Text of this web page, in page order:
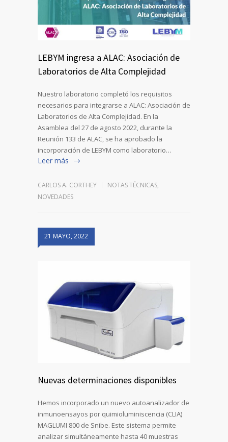
LEBYM ingresa a ALAC: Asociación de
Laboratorios de Alta Complejidad
Nuestro laboratorio completó los requisitos
necesarios para integrarse a ALAC: Asociación de
Laboratorios de Alta Complejidad. En la
Asamblea del 27 de agosto 2022, durante la
Reunión 133 de ALAC, se ha aprobado la
incorporación de LEBYM como laboratorio…
Leer más
CARLOS A. CORTHEY NOTAS TÉCNICAS,
NOVEDADES
21 MAYO, 2022
Nuevas determinaciones disponibles
Hemos incorporado un nuevo autoanalizador de
inmunoensayos por quimioluminiscencia (CLIA)
MAGLUMI 800 de Snibe. Este sistema permite
analizar simultáneamente hasta 40 muestras